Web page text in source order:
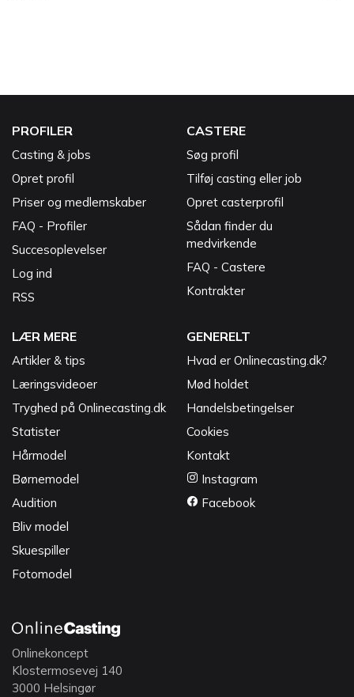
PROFILER
Casting & jobs
Opret profil
Priser og medlemskaber
FAQ - Profiler
Succesoplevelser
Log ind
RSS
CASTERE
Søg profil
Tilføj casting eller job
Opret casterprofil
Sådan finder du
medvirkende
FAQ - Castere
Kontrakter
LÆR MERE
Artikler & tips
Læringsvideoer
Tryghed på Onlinecasting.dk
Statister
Hårmodel
Børnemodel
Audition
Bliv model
Skuespiller
Fotomodel
GENERELT
Hvad er Onlinecasting.dk?
Mød holdet
Handelsbetingelser
Cookies
Kontakt
Instagram
Facebook
Onlinekoncept
Klostermosevej 140
3000 Helsingør